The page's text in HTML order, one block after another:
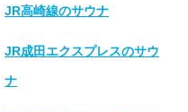
JR高崎線のサウナ
JR成田エクスプレスのサウ
ナ